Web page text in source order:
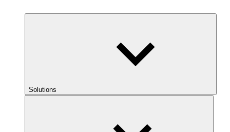
Solutions